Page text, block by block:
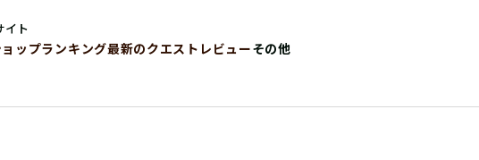
イト
ップランキング最新のクエストレビューその他